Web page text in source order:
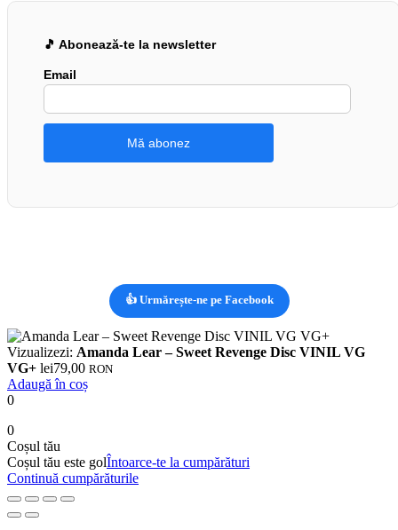
🎵 Abonează-te la newsletter
Email
👍 Urmărește-ne pe Facebook
Vizualizezi: Amanda Lear – Sweet Revenge Disc VINIL VG
VG+ lei79,00 RON
Adaugă în coș
0
0
Coșul tău
Coșul tău este golÎntoarce-te la cumpărături
Continuă cumpărăturile